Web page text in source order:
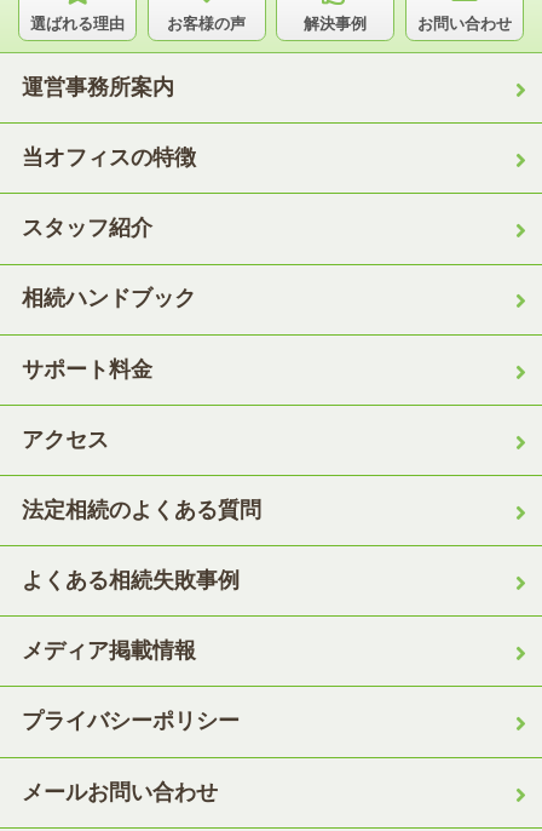
選ばれる理由 お客様の声 解決事例 お問い合わせ
運営事務所案内
当オフィスの特徴
スタッフ紹介
相続ハンドブック
サポート料金
アクセス
法定相続のよくある質問
よくある相続失敗事例
メディア掲載情報
プライバシーポリシー
メールお問い合わせ